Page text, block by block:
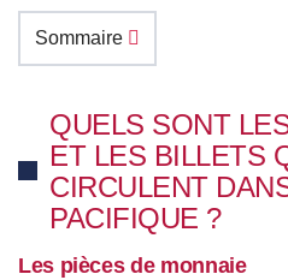
Sommaire
QUELS SONT
ET LES BILLETS
CIRCULENT
PACIFIQUE ?
Les pièces de monnaie